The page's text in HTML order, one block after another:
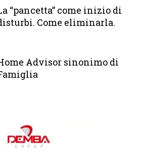
“pancetta” come inizio di
Come eliminarla.
Advisor sinonimo di